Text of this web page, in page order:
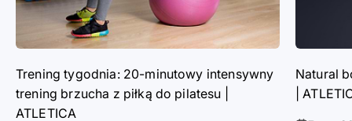
Trening tygodnia: 20-minutowy intensywny
trening brzucha z piłką do pilatesu |
ATLETICA
Natural
|